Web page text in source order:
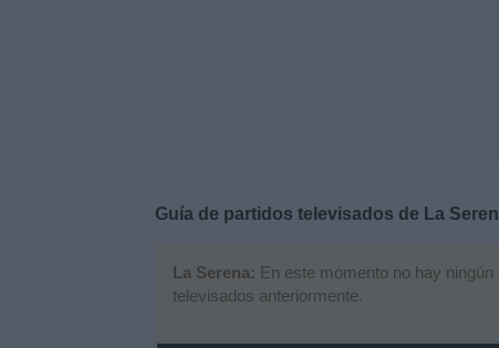
Guía de partidos televisados de La
La Serena: En este momento no hay
televisados anteriormente.